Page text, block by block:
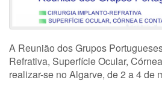
A Reunião dos Grupos
Refrativa, Superfície Ocular,
realizar-se no Algarve, de 2 a 4 de